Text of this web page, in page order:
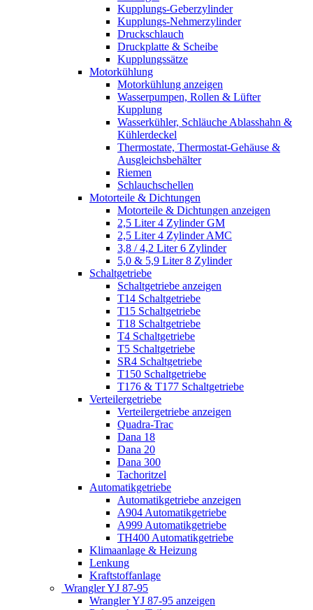
Kupplungs-Geberzylinder
Kupplungs-Nehmerzylinder
Druckschlauch
Druckplatte & Scheibe
Kupplungssätze
Motorkühlung
Motorkühlung anzeigen
Wasserpumpen, Rollen & Lüfter
Kupplung
Wasserkühler, Schläuche Ablasshahn &
Kühlerdeckel
Thermostate, Thermostat-Gehäuse &
Ausgleichsbehälter
Riemen
Schlauchschellen
Motorteile & Dichtungen
Motorteile & Dichtungen anzeigen
2,5 Liter 4 Zylinder GM
2,5 Liter 4 Zylinder AMC
3,8 / 4,2 Liter 6 Zylinder
5,0 & 5,9 Liter 8 Zylinder
Schaltgetriebe
Schaltgetriebe anzeigen
T14 Schaltgetriebe
T15 Schaltgetriebe
T18 Schaltgetriebe
T4 Schaltgetriebe
T5 Schaltgetriebe
SR4 Schaltgetriebe
T150 Schaltgetriebe
T176 & T177 Schaltgetriebe
Verteilergetriebe
Verteilergetriebe anzeigen
Quadra-Trac
Dana 18
Dana 20
Dana 300
Tachoritzel
Automatikgetriebe
Automatikgetriebe anzeigen
A904 Automatikgetriebe
A999 Automatikgetriebe
TH400 Automatikgetriebe
Klimaanlage & Heizung
Lenkung
Kraftstoffanlage
Wrangler YJ 87-95
Wrangler YJ 87-95 anzeigen